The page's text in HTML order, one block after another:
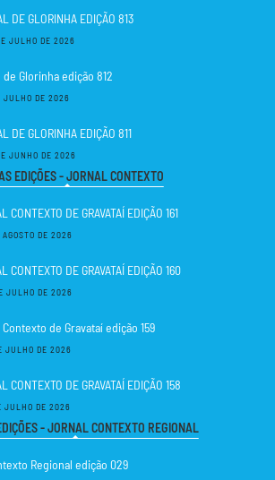
DE GLORINHA EDIÇÃO 813
JULHO DE 2026
Glorinha edição 812
JULHO DE 2026
DE GLORINHA EDIÇÃO 811
JUNHO DE 2026
EDIÇÕES - JORNAL CONTEXTO
CONTEXTO DE GRAVATAÍ EDIÇÃO 161
AGOSTO DE 2026
CONTEXTO DE GRAVATAÍ EDIÇÃO 160
JULHO DE 2026
de Gravataí edição 159
JULHO DE 2026
CONTEXTO DE GRAVATAÍ EDIÇÃO 158
JULHO DE 2026
- JORNAL CONTEXTO REGIONAL
Regional edição 029